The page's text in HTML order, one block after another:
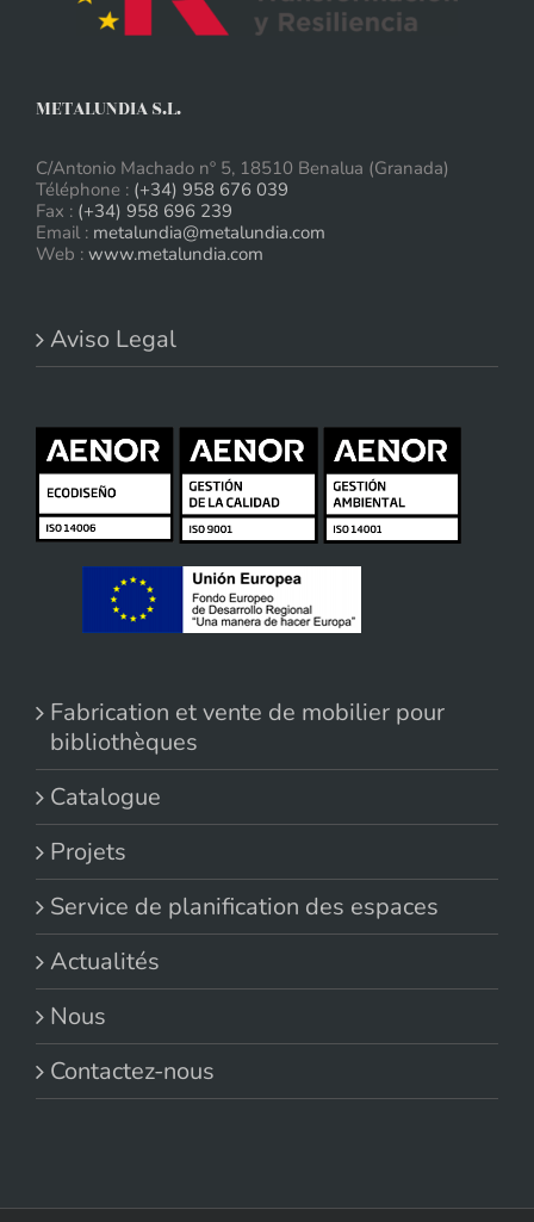
METALUNDIA S.L.
C/Antonio Machado nº 5, 18510 Benalua (Granada)
Téléphone : (+34) 958 676 039
Fax : (+34) 958 696 239
Email : metalundia@metalundia.com
Web : www.metalundia.com
Aviso Legal
Fabrication et vente de mobilier pour
bibliothèques
Catalogue
Projets
Service de planification des espaces
Actualités
Nous
Contactez-nous